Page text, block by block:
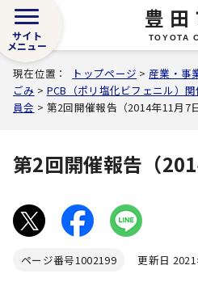
豊田
TOYOTA
サイト
メニュー
現在位置： トップページ > 産業・事
ごみ > PCB（ポリ塩化ビフェニル）関
員会 > 第2回開催報告（2014年11月7日
第2回開催報告（
ページ番号1002199 更新日 2021